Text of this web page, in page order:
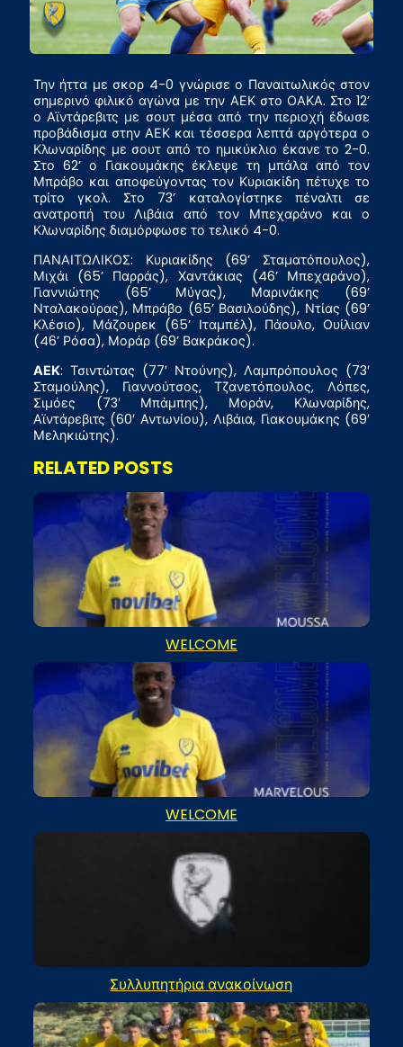
Την ήττα με σκορ 4-0 γνώρισε ο Παναιτωλικός στον
σημερινό φιλικό αγώνα με την ΑΕΚ στο ΟΑΚΑ. Στο 12’
ο Αϊντάρεβιτς με σουτ μέσα από την περιοχή έδωσε
προβάδισμα στην ΑΕΚ και τέσσερα λεπτά αργότερα ο
Κλωναρίδης με σουτ από το ημικύκλιο έκανε το 2-0.
Στο 62’ ο Γιακουμάκης έκλεψε τη μπάλα από τον
Μπράβο και αποφεύγοντας τον Κυριακίδη πέτυχε το
τρίτο γκολ. Στο 73’ καταλογίστηκε πέναλτι σε
ανατροπή του Λιβάια από τον Μπεχαράνο και ο
Κλωναρίδης διαμόρφωσε το τελικό 4-0.
ΠΑΝΑΙΤΩΛΙΚΟΣ: Κυριακίδης (69’ Σταματόπουλος),
Μιχάι (65’ Παρράς), Χαντάκιας (46’ Μπεχαράνο),
Γιαννιώτης (65’ Μύγας), Μαρινάκης (69’
Νταλακούρας), Μπράβο (65’ Βασιλούδης), Ντίας (69’
Κλέσιο), Μάζουρεκ (65’ Ιταμπέλ), Πάουλο, Ουίλιαν
(46’ Ρόσα), Μοράρ (69’ Βακράκος).
ΑΕΚ: Τσιντώτας (77′ Ντούνης), Λαμπρόπουλος (73′
Σταμούλης), Γιαννούτσος, Τζανετόπουλος, Λόπες,
Σιμόες (73′ Μπάμπης), Μοράν, Κλωναρίδης,
Αϊντάρεβιτς (60′ Αντωνίου), Λιβάια, Γιακουμάκης (69′
Μεληκιώτης).
RELATED POSTS
WELCOME
WELCOME
Συλλυπητήρια ανακοίνωση